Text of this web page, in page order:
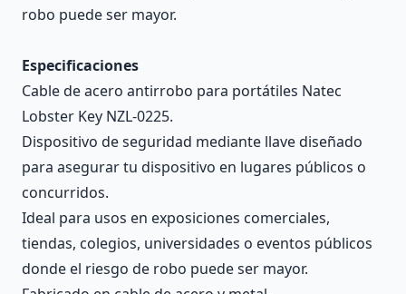
robo puede ser mayor.
Especificaciones
Cable de acero antirrobo para portátiles Natec
Lobster Key NZL-0225.
Dispositivo de seguridad mediante llave diseñado
para asegurar tu dispositivo en lugares públicos o
concurridos.
Ideal para usos en exposiciones comerciales,
tiendas, colegios, universidades o eventos públicos
donde el riesgo de robo puede ser mayor.